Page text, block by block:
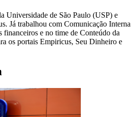
Universidade de São Paulo (USP) e
Já trabalhou com Comunicação Interna
financeiros e no time de Conteúdo da
os portais Empiricus, Seu Dinheiro e